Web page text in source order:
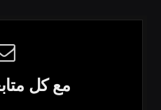
مع كل